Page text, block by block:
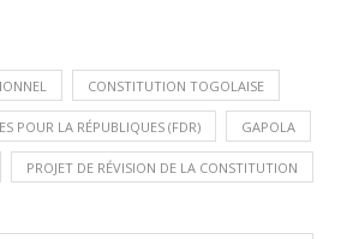
CONSTITUTION TOGOLAISE
POUR LA RÉPUBLIQUES (FDR) GAPOLA
PROJET DE RÉVISION DE LA CONSTITUTION